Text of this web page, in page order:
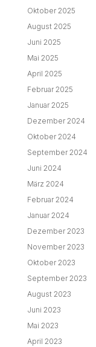
Oktober 2025
August 2025
Juni 2025
Mai 2025
April 2025
Februar 2025
Januar 2025
Dezember 2024
Oktober 2024
September 2024
Juni 2024
März 2024
Februar 2024
Januar 2024
Dezember 2023
November 2023
Oktober 2023
September 2023
August 2023
Juni 2023
Mai 2023
April 2023